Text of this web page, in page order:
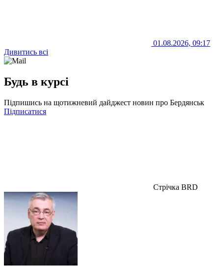
01.08.2026, 09:17
Дивитись всі
Будь в курсі
Підпишись на щотижневий дайджест новин про Бердянськ
Підписатися
Стрічка BRD